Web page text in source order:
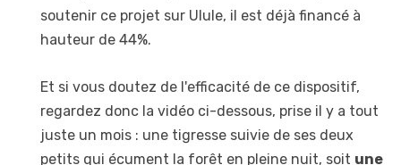
soutenir ce projet sur Ulule, il est déjà financé à
hauteur de 44%.
Et si vous doutez de l'efficacité de ce dispositif,
regardez donc la vidéo ci-dessous, prise il y a tout
juste un mois : une tigresse suivie de ses deux
petits qui écument la forêt en pleine nuit, soit une